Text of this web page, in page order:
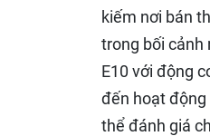
kiếm nơi bán
trong bối cảnh
E10 với động
đến hoạt động
thể đánh giá